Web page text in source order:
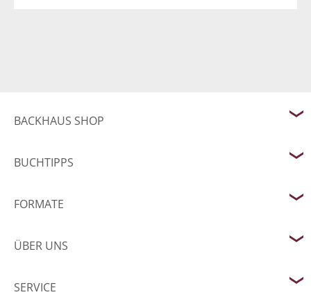
BACKHAUS SHOP
BUCHTIPPS
FORMATE
ÜBER UNS
SERVICE